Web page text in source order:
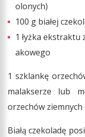
olonych)
100 g białej
1 łyżka
akowego
1 szklankę
malakserze lub
orzechów
Białą czekoladę